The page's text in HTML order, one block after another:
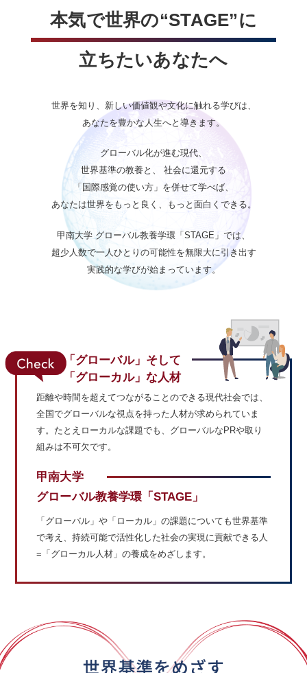
本気で世界の“STAGE”に
立ちたいあなたへ
世界を知り、新しい価値観や文化に触れる学びは、
あなたを豊かな人生へと導きます。
グローバル化が進む現代、
世界基準の教養と、 社会に還元する
「国際感覚の使い方」を併せて学べば、
あなたは世界をもっと良く、もっと面白くできる。
甲南大学 グローバル教養学環「STAGE」では、
超少人数で一人ひとりの可能性を無限大に引き出す
実践的な学びが始まっています。
「グローバル」そして
「グローカル」な人材
距離や時間を超えてつながることのできる現代社会では、
全国でグローバルな視点を持った人材が求められていま
す。たとえローカルな課題でも、グローバルなPRや取り
組みは不可欠です。
甲南大学
グローバル教養学環「STAGE」
「グローバル」や「ローカル」の課題についても世界基準
で考え、持続可能で活性化した社会の実現に貢献できる人
=「グローカル人材」の養成をめざします。